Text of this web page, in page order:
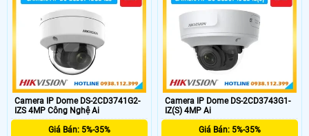
động cơ,cùng chức năng WDR mang
lại hình ảnh sắc nét trong điều kiện
ngược sáng,hỗ trợ thẻ nhớ SD
512GB.Chuẩn (IP67) và chống phá
hoại (IK10),phân loại mục tiêu con
người và phương tiện.
đêm 40m ,chức năng WDR mang lại
hình ảnh sắc nét trong điều kiện
ngược sáng,hỗ trợ thẻ nhớ SD
128GB.Chuẩn (IP67) và chống phá
hoại (IK10).
Camera IP Dome DS-2CD3741G2-
IZS 4MP Công Nghệ Ai
Giá Bán: 5%-35%
Camera IP Dome DS-2CD3743G1-
IZ(S) 4MP Ai
Giá Bán: 5%-35%